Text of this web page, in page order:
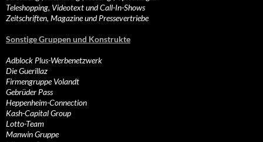
Teleshopping, Videotext und Call-In-Shows
Zeitschriften, Magazine und Pressevertriebe
Sonstige Gruppen und Konstrukte
Adblock Plus-Werbenetzwerk
Die Guerillaz
Firmengruppe Volandt
Gebrüder Pass
Heppenheim-Connection
Kash-Capital Group
Lotto-Team
Manwin Gruppe